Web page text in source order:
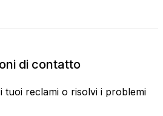
di contatto
tuoi reclami o risolvi i problemi